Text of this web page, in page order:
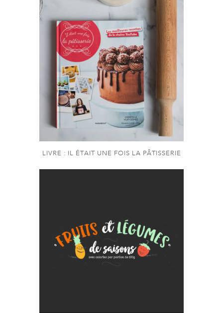
LIVRE : IL ÉTAIT UNE FOIS LA PÂTISSERIE